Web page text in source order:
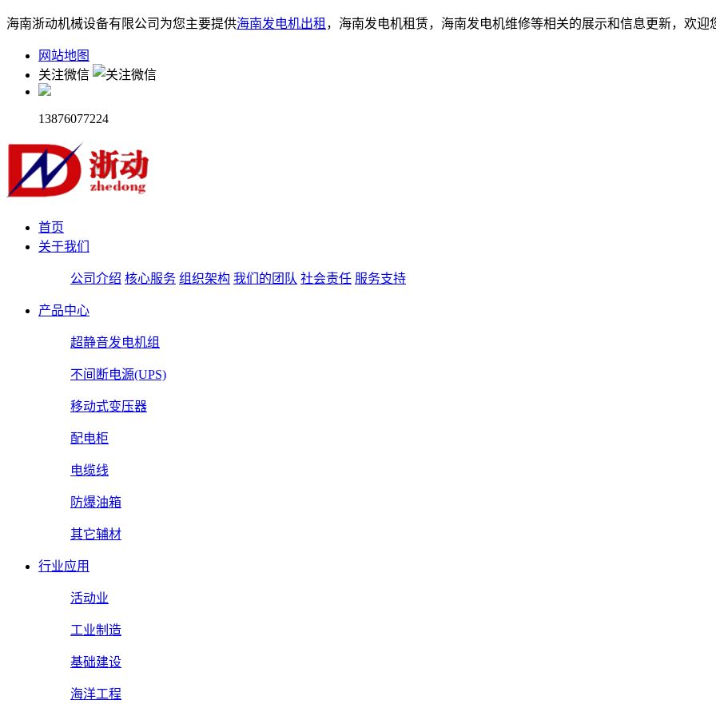
海南浙动机械设备有限公司为您主要提供海南发电机出租 ，海南发电机租赁，海南发电机维修等相关的展示和信息更新，欢迎
网站地图
关注微信
13876077224
首页
关于我们
公司介绍 核心服务 组织架构 我们的团队 社会责任 服务支持
产品中心
超静音发电机组
不间断电源(UPS)
移动式变压器
配电柜
电缆线
防爆油箱
其它辅材
行业应用
活动业
工业制造
基础建设
海洋工程